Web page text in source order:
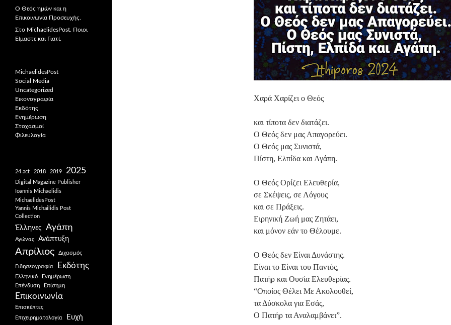
Χαρά Χαρίζει ο Θεός
και τίποτα δεν διατάζει.
Ο Θεός δεν μας Απαγορεύει.
Ο Θεός μας Συνιστά,
Πίστη, Ελπίδα και Αγάπη.
Ο Θεός Ορίζει Ελευθερία,
σε Σκέψεις, σε Λόγους
και σε Πράξεις.
Ειρηνική Ζωή μας Ζητάει,
και μόνον εάν το Θέλουμε.
Ο Θεός δεν Είναι Δυνάστης.
Είναι το Είναι του Παντός,
Πατήρ και Ουσία Ελευθερίας.
“Οποίος Θέλει Με Ακολουθεί,
τα Δύσκολα για Εσάς,
Ο Πατήρ τα Αναλαμβάνει”.
Ο Θεός ημών και η
Επικοινωνία Προσευχής.
Στο MichaelidesPost. Ποιοι
Είμαστε και Γιατί.
MichaelidesPost
Social Media
Uncategorized
Εικονογραφία
Εκδότης
Ενημέρωση
Στοχασμοί
Φιλευλογία
24 act 2018 2019 2025
Digital Magazine Publisher
Ioannis Michaelidis
MichaelidesPost
Yannis Michailidis Post
Collection
Έλληνες Αγάπη
Αγώνας Ανάπτυξη
Απρίλιος Διχασμός
Ειδησεογραφία Εκδότης
Ελληνικό
Ενημέρωση
Επένδυση
Επίσημη
Επικοινωνία
Επισκέπτες
Επιχειρηματολογία
Ευχή